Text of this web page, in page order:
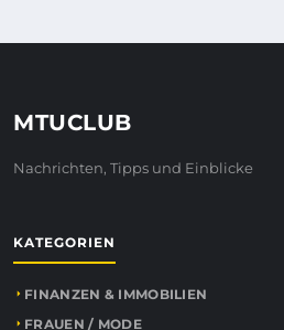
MTUCLUB
Nachrichten, Tipps und Einblicke
KATEGORIEN
FINANZEN & IMMOBILIEN
FRAUEN / MODE